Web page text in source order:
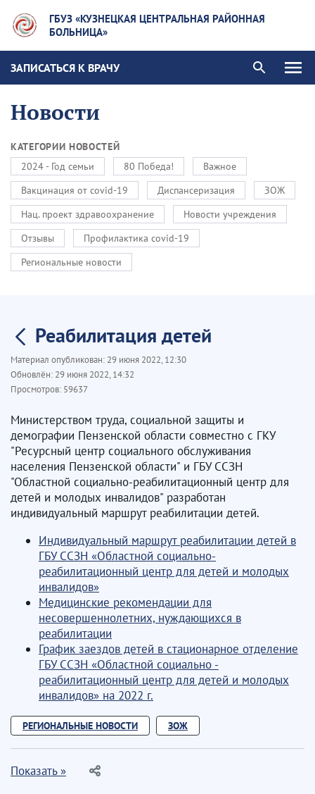
ГБУЗ «КУЗНЕЦКАЯ ЦЕНТРАЛЬНАЯ РАЙОННАЯ
БОЛЬНИЦА»
ЗАПИСАТЬСЯ К ВРАЧУ
Новости
КАТЕГОРИИ НОВОСТЕЙ
2024 - Год семьи
80 Победа!
Важное
Вакцинация от covid-19
Диспансеризация
ЗОЖ
Нац. проект здравоохранение
Новости учреждения
Отзывы
Профилактика covid-19
Региональные новости
Реабилитация детей
Материал опубликован: 29 июня 2022, 12:30
Обновлён: 29 июня 2022, 14:32
Просмотров: 59637
Министерством труда, социальной защиты и
демографии Пензенской области совместно с ГКУ
"Ресурсный центр социального обслуживания
населения Пензенской области" и ГБУ ССЗН
"Областной социально-реабилитационный центр для
детей и молодых инвалидов" разработан
индивидуальный маршрут реабилитации детей.
Индивидуальный маршрут реабилитации детей в
ГБУ ССЗН «Областной социально-
реабилитационный центр для детей и молодых
инвалидов»
Медицинские рекомендации для
несовершеннолетних, нуждающихся в
реабилитации
График заездов детей в стационарное отделение
ГБУ ССЗН «Областной социально -
реабилитационный центр для детей и молодых
инвалидов» на 2022 г.
РЕГИОНАЛЬНЫЕ НОВОСТИ ЗОЖ
Показать »